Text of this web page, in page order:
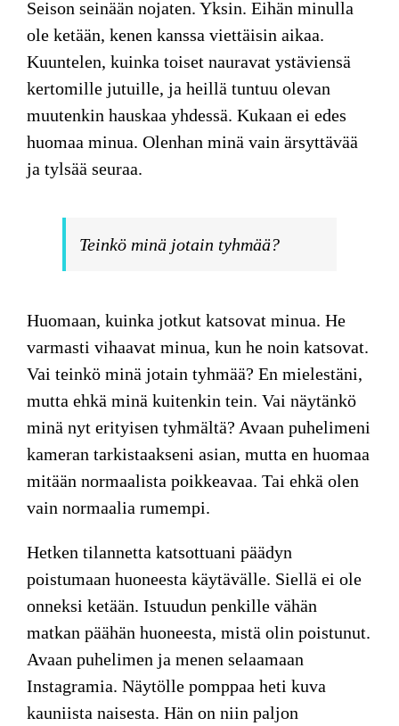
Seison seinään nojaten. Yksin. Eihän minulla
ole ketään, kenen kanssa viettäisin aikaa.
Kuuntelen, kuinka toiset nauravat ystäviensä
kertomille jutuille, ja heillä tuntuu olevan
muutenkin hauskaa yhdessä. Kukaan ei edes
huomaa minua. Olenhan minä vain ärsyttävää
ja tylsää seuraa.
Teinkö minä jotain tyhmää?
Huomaan, kuinka jotkut katsovat minua. He
varmasti vihaavat minua, kun he noin katsovat.
Vai teinkö minä jotain tyhmää? En mielestäni,
mutta ehkä minä kuitenkin tein. Vai näytänkö
minä nyt erityisen tyhmältä? Avaan puhelimeni
kameran tarkistaakseni asian, mutta en huomaa
mitään normaalista poikkeavaa. Tai ehkä olen
vain normaalia rumempi.
Hetken tilannetta katsottuani päädyn
poistumaan huoneesta käytävälle. Siellä ei ole
onneksi ketään. Istuudun penkille vähän
matkan päähän huoneesta, mistä olin poistunut.
Avaan puhelimen ja menen selaamaan
Instagramia. Näytölle pomppaa heti kuva
kauniista naisesta. Hän on niin paljon